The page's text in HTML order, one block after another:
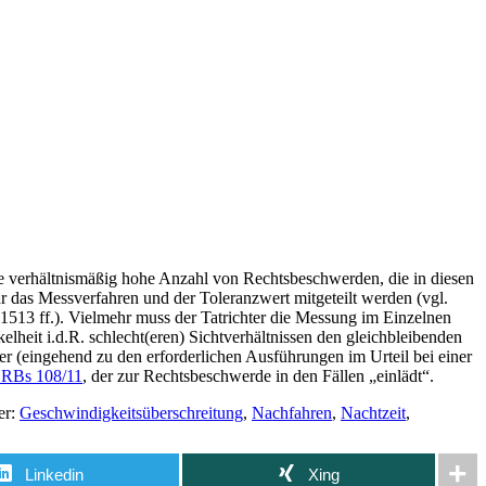
hohe Anzahl von Rechtsbeschwerden, die in diesen
Messverfahren und der Toleranzwert mitgeteilt werden (vgl.
ff.). Vielmehr muss der Tatrichter die Messung im Einzelnen
i.d.R. schlecht(eren) Sichtverhältnissen den gleichbleibenden
(eingehend zu den erforderlichen Ausführungen im Urteil bei einer
108/11 , der zur Rechtsbeschwerde in den Fällen „einlädt“.
Geschwindigkeitsüberschreitung, Nachfahren, Nachtzeit,
Linkedin Xing